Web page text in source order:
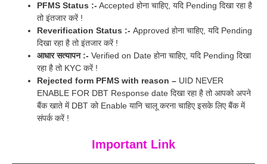
PFMS Status :- Accepted होना चाहिए, यदि Pending दिखा रहा है
तो इंतजार करें !
Reverification Status :- Approved होना चाहिए, यदि Pending
दिखा रहा है तो इंतजार करें !
आधार सत्यापन :- Verified on Date होना चाहिए, यदि Pending दिखा
रहा है तो KYC करें !
Rejected form PFMS with reason – UID NEVER
ENABLE FOR DBT Response date दिखा रहा है तो आपको अपने
बैंक खाते में DBT को Enable यानि चालू करना चाहिए इसके लिए बैंक में
संपर्क करें !
Important Link